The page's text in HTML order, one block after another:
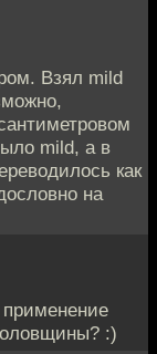
Взял mild
mild, а в
как
на
:)